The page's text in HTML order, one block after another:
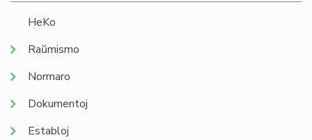
HeKo
Raŭmismo
Normaro
Dokumentoj
Establoj